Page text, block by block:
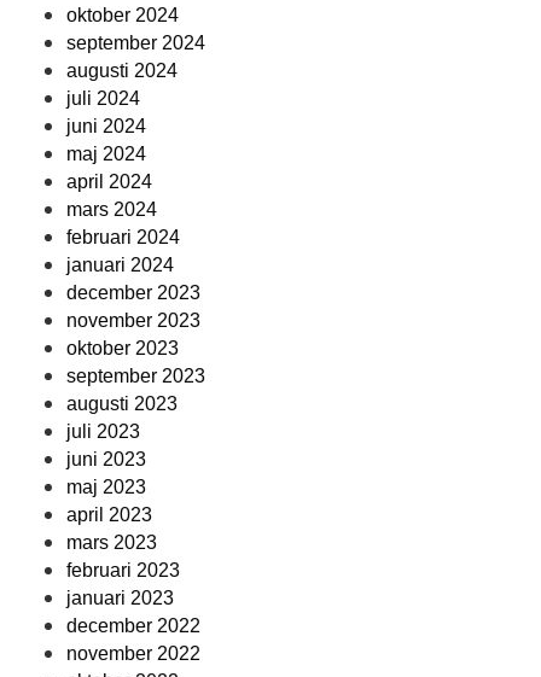
oktober 2024
september 2024
augusti 2024
juli 2024
juni 2024
maj 2024
april 2024
mars 2024
februari 2024
januari 2024
december 2023
november 2023
oktober 2023
september 2023
augusti 2023
juli 2023
juni 2023
maj 2023
april 2023
mars 2023
februari 2023
januari 2023
december 2022
november 2022